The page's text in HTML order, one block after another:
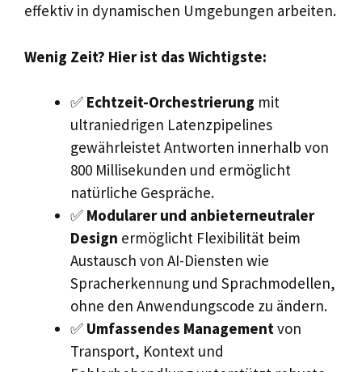
effektiv in dynamischen Umgebungen arbeiten.
Wenig Zeit? Hier ist das Wichtigste:
✅ Echtzeit-Orchestrierung mit
ultraniedrigen Latenzpipelines
gewährleistet Antworten innerhalb von
800 Millisekunden und ermöglicht
natürliche Gespräche.
✅ Modularer und anbieterneutraler
Design ermöglicht Flexibilität beim
Austausch von AI-Diensten wie
Spracherkennung und Sprachmodellen,
ohne den Anwendungscode zu ändern.
✅ Umfassendes Managementvon
Transport, Kontext und